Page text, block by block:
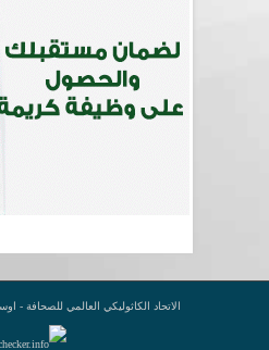
الاتحاد الكاثوليكي العالمي للصحافة -